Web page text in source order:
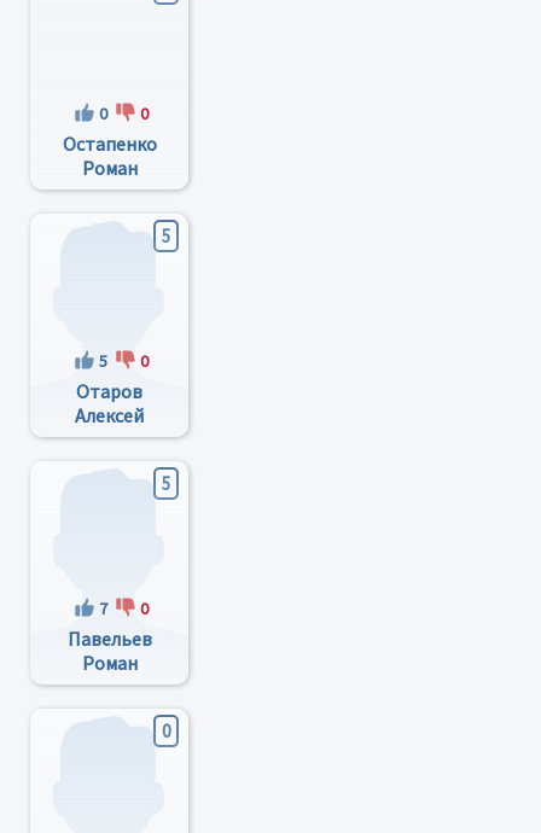
0 0
Остапенко
Роман
Иванович
5
5 0
Отаров
Алексей
Игоревич
5
7 0
Павельев
Роман
Николаевич
0